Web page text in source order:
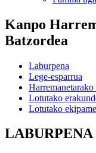
Kanpo
Batzordea
Laburpena
Lege-esparrua
Harremanetarako
Lotutako
Lotutako
LABURPENA